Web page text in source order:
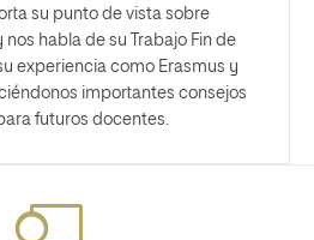
su punto de vista sobre
habla de su Trabajo Fin de
experiencia como Erasmus y
importantes consejos
futuros docentes.